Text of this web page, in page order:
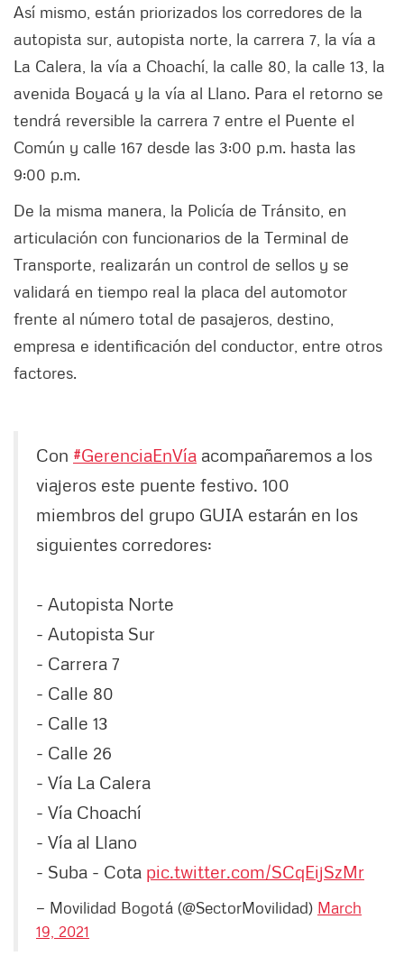
Así mismo, están priorizados los corredores de la
autopista sur, autopista norte, la carrera 7, la vía a
La Calera, la vía a Choachí, la calle 80, la calle 13, la
avenida Boyacá y la vía al Llano. Para el retorno se
tendrá reversible la carrera 7 entre el Puente el
Común y calle 167 desde las 3:00 p.m. hasta las
9:00 p.m.
De la misma manera, la Policía de Tránsito, en
articulación con funcionarios de la Terminal de
Transporte, realizarán un control de sellos y se
validará en tiempo real la placa del automotor
frente al número total de pasajeros, destino,
empresa e identificación del conductor, entre otros
factores.
Con #GerenciaEnVía acompañaremos a los
viajeros este puente festivo. 100
miembros del grupo GUIA estarán en los
siguientes corredores:
- Autopista Norte
- Autopista Sur
- Carrera 7
- Calle 80
- Calle 13
- Calle 26
- Vía La Calera
- Vía Choachí
- Vía al Llano
- Suba - Cota pic.twitter.com/SCqEijSzMr
— Movilidad Bogotá (@SectorMovilidad) March
19, 2021